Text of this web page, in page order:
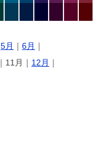
5月 ｜ 6月 ｜
｜11月｜ 12月 ｜